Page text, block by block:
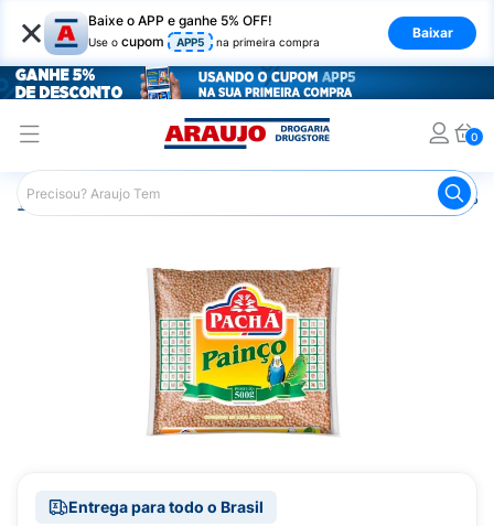
× Baixe o APP e ganhe 5% OFF!
Use o cupom APP5 na primeira compra
Baixar
0
Araujo Pet Shop Aves e Pássaros
Entrega para todo o Brasil